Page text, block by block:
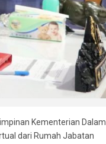
Kementerian Dalam
dari Rumah Jabatan